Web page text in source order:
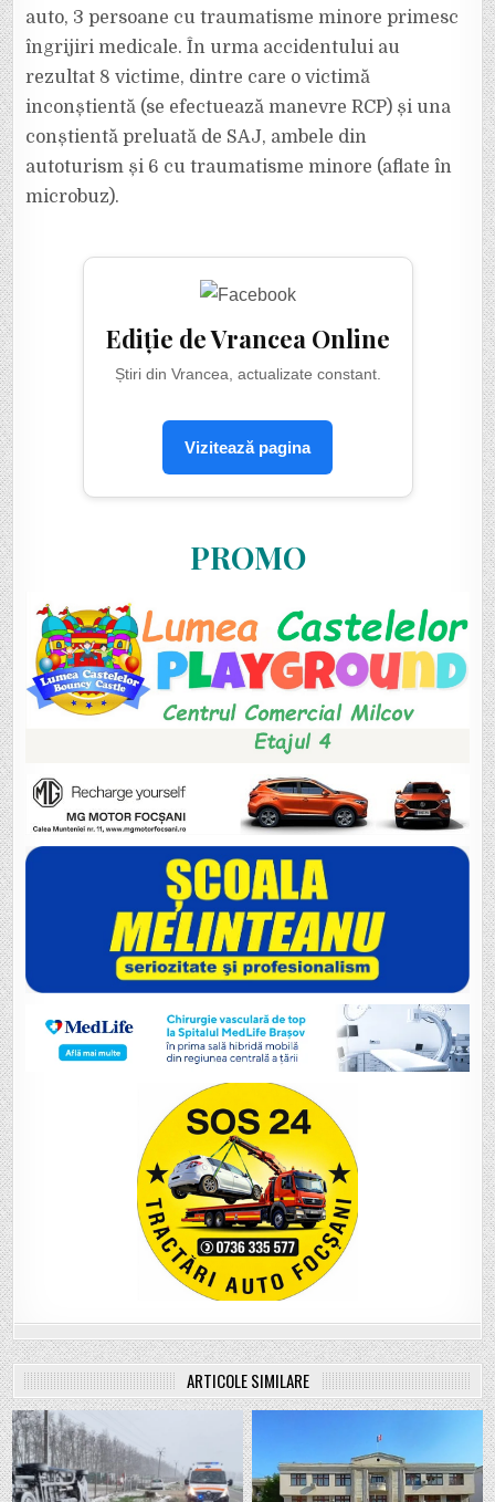
auto, 3 persoane cu traumatisme minore primesc
îngrijiri medicale. În urma accidentului au
rezultat 8 victime, dintre care o victimă
inconștientă (se efectuează manevre RCP) și una
conștientă preluată de SAJ, ambele din
autoturism și 6 cu traumatisme minore (aflate în
microbuz).
Ediție de Vrancea Online
Știri din Vrancea, actualizate constant.
Vizitează pagina
PROMO
ARTICOLE SIMILARE